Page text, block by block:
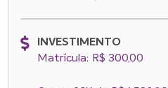
INVESTIMENTO
Matrícula: R$ 300,00